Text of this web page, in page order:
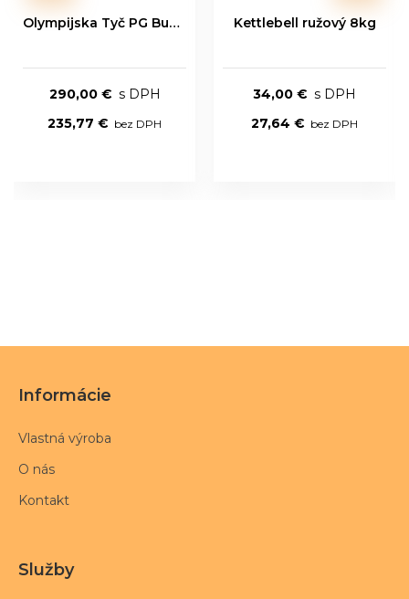
Olympijska Tyč PG Bushing Series 20kg
290,00 €
235,77 €
Kettlebell ružový 8kg
34,00 €
27,64 €
Informácie
Vlastná výroba
O nás
Kontakt
Služby